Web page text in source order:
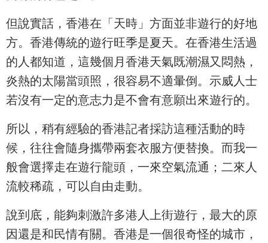
但說實話，香港在「天時」方面並非遊行的好地
方。香港傳統的遊行旺季是夏天。在香港生活過
的人都知道，這幾個月香港天氣既潮濕又悶熱，
炎熱的太陽當頭照，很容易不適暈倒。示威人士
若沒有一定的意志力是不會有意願出來遊行的。
所以，稍有經驗的香港記者採訪這種活動的時
候，往往會隨身攜帶兩套衣服方便替換。而我一
般會選擇走在遊行龍頭，一來空氣流通；二來人
流較稀疏，可以自由走動。
說到底，能夠刺激許多港人上街遊行，最大的原
因還是和民情有關。香港是一個很奇怪的城市，